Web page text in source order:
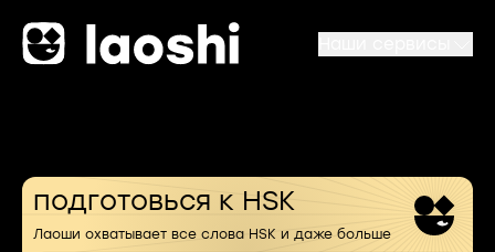
подготовься к HSK
Лаоши охватывает все слова HSK и даже больше